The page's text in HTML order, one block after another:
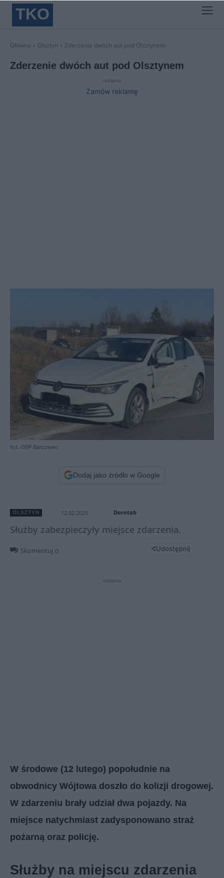
TKO
Główna Olsztyn Zderzenie dwóch aut pod Olsztynem
Zderzenie dwóch aut pod Olsztynem
reklama
Zamów reklamę
fot. OSP Barczewo
Dodaj jako źródło w Google
OLSZTYN 12.02.2025 Dorotab
Służby zabezpieczyły miejsce zdarzenia.
Skomentuj 0 Udostępnij
reklama
W środowe (12 lutego) popołudnie na
obwodnicy Wójtowa doszło do kolizji drogowej.
W zdarzeniu brały udział dwa pojazdy. Na
miejsce natychmiast zadysponowano straż
pożarną oraz policję.
Służby na miejscu zdarzenia